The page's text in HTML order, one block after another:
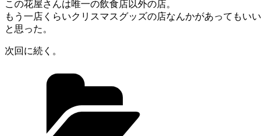
この花屋さんは唯一の飲食店以外の店。
もう一店くらいクリスマスグッズの店なんかがあってもいい
と思った。
次回に続く。